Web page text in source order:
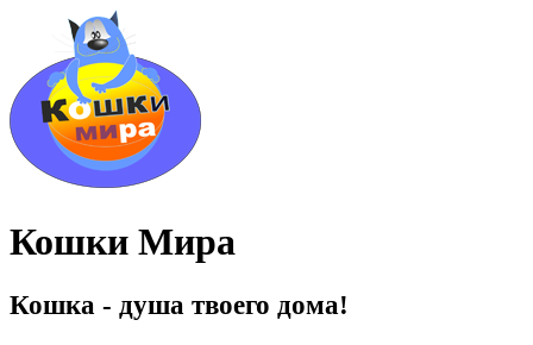
Кошки Мира
Кошка - душа твоего дома!